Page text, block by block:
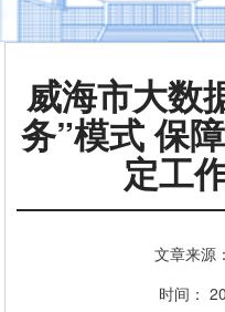
威海市大数
务”模式 保
定工
文章来源
时间：